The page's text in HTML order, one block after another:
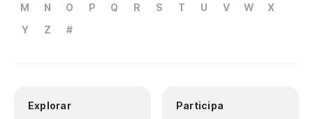
M
N O P Q R S T U V W
X
Y
Z #
Explorar Participa